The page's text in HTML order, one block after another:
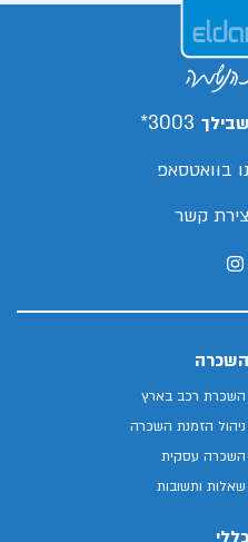
3003*
בוואטסאפ
קשר
השכרה
השכרת רכב בארץ
ניהול הזמנת השכרה
השכרה עסקית
שאלות ותשובות
כללי